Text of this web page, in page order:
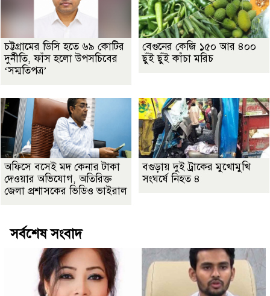
চট্টগ্রামের ডিসি হতে ৬৯ কোটির
দুর্নীতি, ফাঁস হলো উপসচিবের
‘সম্মতিপত্র’
বেগুনের কেজি ১৫০ আর ৪০০
ছুঁই ছুঁই কাঁচা মরিচ
অফিসে বসেই মদ কেনার টাকা
দেওয়ার অভিযোগ, অতিরিক্ত
জেলা প্রশাসকের ভিডিও ভাইরাল
বগুড়ায় দুই ট্রাকের মুখোমুখি
সংঘর্ষে নিহত ৪
সর্বশেষ সংবাদ